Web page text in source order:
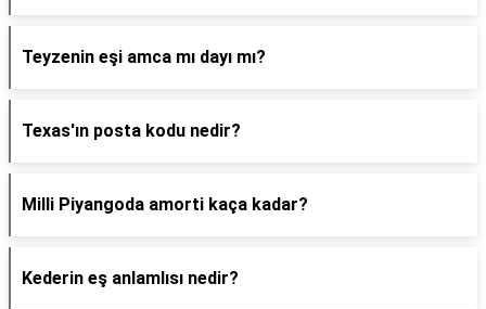
Teyzenin eşi amca mı dayı mı?
Texas'ın posta kodu nedir?
Milli Piyangoda amorti kaça kadar?
Kederin eş anlamlısı nedir?